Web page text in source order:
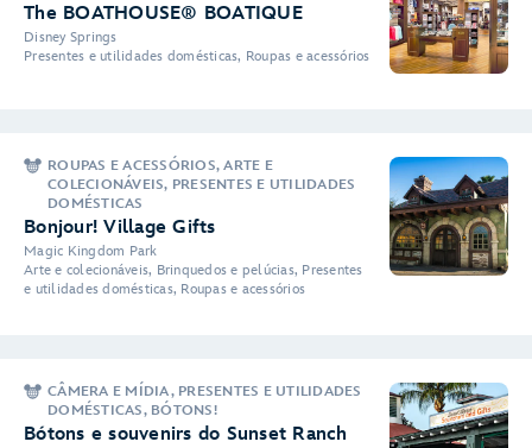
The BOATHOUSE® BOATIQUE
Disney Springs
Presentes e utilidades domésticas, Roupas e acessórios
ROUPAS E ACESSÓRIOS, ARTE E
COLECIONÁVEIS, PRESENTES E UTILIDADES
DOMÉSTICAS
Bonjour! Village Gifts
Magic Kingdom Park
Arte e colecionáveis, Brinquedos e pelúcias, Presentes
e utilidades domésticas, Roupas e acessórios
CÂMERA E MÍDIA, PRESENTES E UTILIDADES
DOMÉSTICAS, BÓTONS!
Bótons e souvenirs do Sunset Ranch